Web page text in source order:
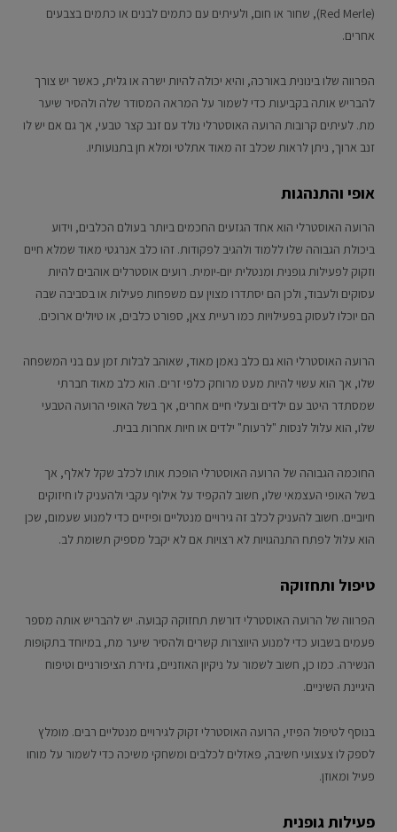
(Red Merle), שחור או חום, ולעיתים עם כתמים לבנים או כתמים בצבעים
אחרים.
הפרווה שלו בינונית באורכה, והיא יכולה להיות ישרה או גלית, כאשר יש צורך
להבריש אותה בקביעות כדי לשמור על המראה המסודר שלה ולהסיר שיער
מת. לעיתים קרובות הרועה האוסטרלי נולד עם זנב קצר טבעי, אך גם אם יש לו
זנב ארוך, ניתן לראות שכלב זה מאוד אתלטי ומלא חן בתנועותיו.
אופי והתנהגות
הרועה האוסטרלי הוא אחד הגזעים החכמים ביותר בעולם הכלבים, וידוע
ביכולת הגבוהה שלו ללמוד ולהגיב לפקודות. זהו כלב אנרגטי מאוד שמלא חיים
וזקוק לפעילות גופנית ומנטלית יום-יומית. רועים אוסטרלים אוהבים להיות
עסוקים ולעבוד, ולכן הם יסתדרו מצוין עם משפחות פעילות או בסביבה שבה
הם יוכלו לעסוק בפעילויות כמו רעיית צאן, ספורט כלבים, או טיולים ארוכים.
הרועה האוסטרלי הוא גם כלב נאמן מאוד, שאוהב לבלות זמן עם בני המשפחה
שלו, אך הוא עשוי להיות מעט מרוחק כלפי זרים. הוא כלב מאוד חברתי
שמסתדר היטב עם ילדים ובעלי חיים אחרים, אך בשל האופי הרועה הטבעי
שלו, הוא עלול לנסות "לרעות" ילדים או חיות אחרות בבית.
החוכמה הגבוהה של הרועה האוסטרלי הופכת אותו לכלב שקל לאלף, אך
בשל האופי העצמאי שלו, חשוב להקפיד על אילוף עקבי ולהעניק לו חיזוקים
חיוביים. חשוב להעניק לכלב זה גירויים מנטליים ופיזיים כדי למנוע שעמום, שכן
הוא עלול לפתח התנהגויות לא רצויות אם לא יקבל מספיק תשומת לב.
טיפול ותחזוקה
הפרווה של הרועה האוסטרלי דורשת תחזוקה קבועה. יש להבריש אותה מספר
פעמים בשבוע כדי למנוע היווצרות קשרים ולהסיר שיער מת, במיוחד בתקופות
הנשירה. כמו כן, חשוב לשמור על ניקיון האוזניים, גזירת הציפורניים וטיפוח
היגיינת השיניים.
בנוסף לטיפול הפיזי, הרועה האוסטרלי זקוק לגירויים מנטליים רבים. מומלץ
לספק לו צעצועי חשיבה, פאזלים לכלבים ומשחקי משיכה כדי לשמור על מוחו
פעיל ומאוזן.
פעילות גופנית